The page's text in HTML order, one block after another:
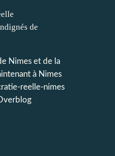
Nimes et de la
à Nimes
reelle-nimes